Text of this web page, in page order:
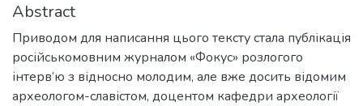
Abstract
Приводом для написання цього тексту стала публікація
російськомовним журналом «Фокус» розлогого
інтерв’ю з відносно молодим, але вже досить відомим
археологом-славістом, доцентом кафедри археології